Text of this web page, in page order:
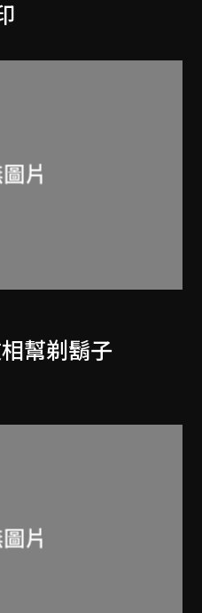
幫剃鬍子